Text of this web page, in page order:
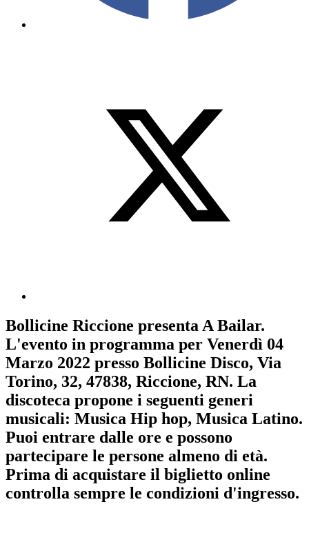
Bollicine Riccione presentaA Bailar.
L'evento in programma per Venerdì 04
Marzo 2022 presso Bollicine Disco, Via
Torino, 32, 47838, Riccione, RN. La
discoteca propone i seguenti generi
musicali: Musica Hip hop, Musica Latino.
Puoi entrare dalle ore e possono
partecipare le persone almeno di età.
Prima di acquistare il biglietto online
controlla sempre le condizioni d'ingresso.